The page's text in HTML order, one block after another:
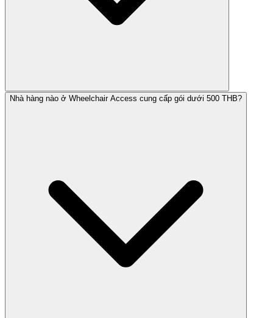
Nhà hàng nào ở Wheelchair Access cung cấp gói dưới 500 THB?